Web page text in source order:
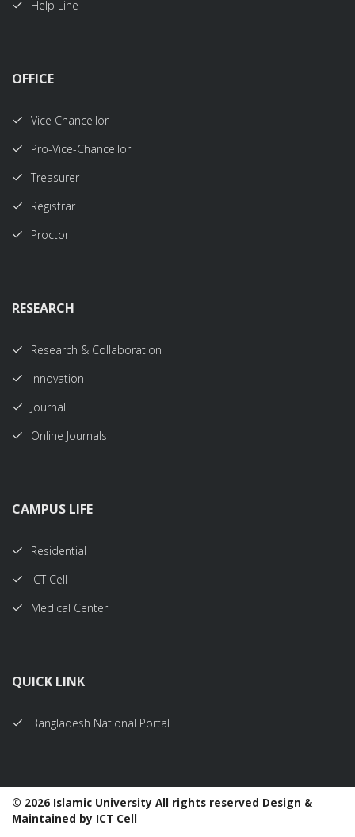
Help Line
OFFICE
Vice Chancellor
Pro-Vice-Chancellor
Treasurer
Registrar
Proctor
RESEARCH
Research & Collaboration
Innovation
Journal
Online Journals
CAMPUS LIFE
Residential
ICT Cell
Medical Center
QUICK LINK
Bangladesh National Portal
© 2026 Islamic University All rights reserved Design &
Maintained by ICT Cell